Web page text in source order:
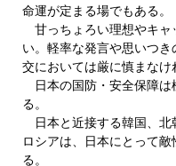
命運が定まる場でもある。
甘っちょろい理想やキャ
い。軽率な発言や思いつ
交においては厳に慎まなけ
日本の国防・安全保障は
る。
日本と近接する韓国、北
ロシアは、日本にとって
る。